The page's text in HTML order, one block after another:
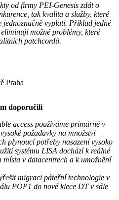
od firmy PEI-Genesis zdát o
tak kvalita a služby, které
jednoznačně vyplatí. Příklad jedné
možné problémy, které
patchcordů.
Praha
doporučili
access používáme primárně v
požadavky na množství
plynoucí potřeby nasazení vysoko
systému LISA dochází k reálné
v datacentrech a k umožnění
migraci páteřní technologie v
POP1 do nové klece DT v sále